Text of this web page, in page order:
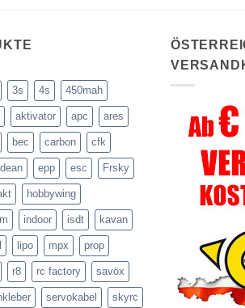
3s 4s 450mah
aktivator apc ares
bec carbon cfk
dean epp esc Frsky
hobbywing
indoor isdt kavan
lipo mpx prop
r8 rc factory savöx
servokabel skyrc